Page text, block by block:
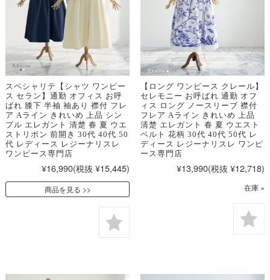
スペシャリテ【シャツ ワンピー
ス セラン】通勤 オフィス お呼
ばれ 膝下 半袖 袖あり 襟付 フレ
ア Aライン きれいめ 上品 シン
プル エレガント 清楚 春 夏 ウエ
ストリボン 前開き 30代 40代 50
代 レディース レジーナリスレ
ワンピース専門店
¥16,990(税抜 ¥15,445)
商品を見る
【ロング ワンピース クレール】
セレモニー お呼ばれ 通勤 オフ
ィス ロング ノースリーブ 襟付
フレア Aライン きれいめ 上品
清楚 エレガント 春 夏 ウエスト
ベルト 花柄 30代 40代 50代 レ
ディース レジーナリスレ ワンピ
ース専門店
¥13,990(税抜 ¥12,718)
在庫 ×